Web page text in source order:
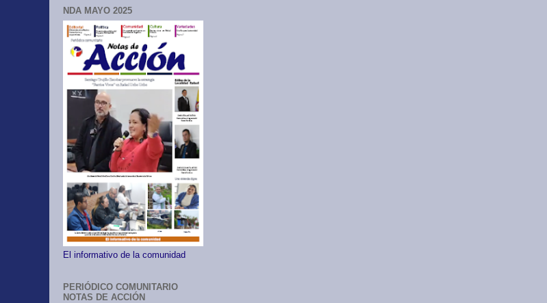
NDA MAYO 2025
El informativo de la comunidad
PERIÓDICO COMUNITARIO
NOTAS DE ACCIÓN